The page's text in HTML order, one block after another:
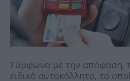
Σύμφωνα με την απόφαση,
ειδικό αυτοκόλλητο, το